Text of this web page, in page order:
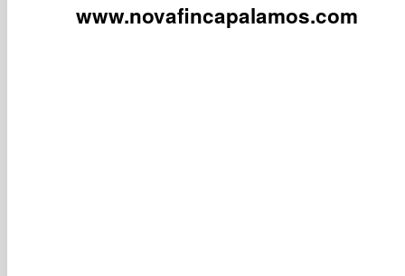
www.novafincapalamos.com